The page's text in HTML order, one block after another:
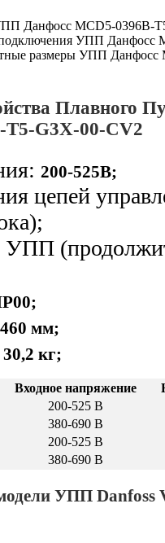
Плавного
G3X-00-CV2
200-525В;
цепей
мм;
30,2 кг;
Входное напряжение
200-525 В
380-690 В
200-525 В
380-690 В
УПП Danfoss